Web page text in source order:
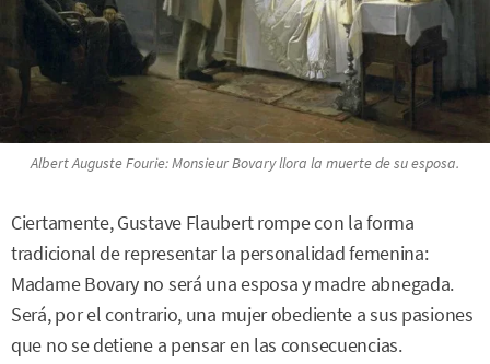
Albert Auguste Fourie:Monsieur Bovary llora la muerte de su esposa.
Ciertamente, Gustave Flaubert rompe con la forma
tradicional de representar la personalidad femenina:
Madame Bovary no será una esposa y madre abnegada.
Será, por el contrario, una mujer obediente a sus pasiones
que no se detiene a pensar en las consecuencias.